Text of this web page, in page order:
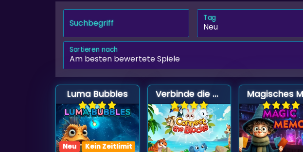
Suchbegriff Tag
Sortieren nach
Luma Bubbles
Neu
Kein Zeitlimit
Verbinde die Blöcke